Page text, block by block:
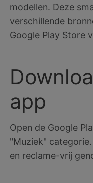
modellen. Deze
verschillende
Google Play Store
app
Open de Google
"Muziek"
en reclame-vrij